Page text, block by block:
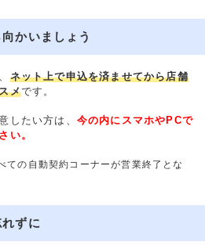
かいましょう
ネット上で申込を済ませてから店舗
メです。
したい方は、 今の内にスマホやPCで
い。
の自動契約コーナーが営業終了とな
れずに